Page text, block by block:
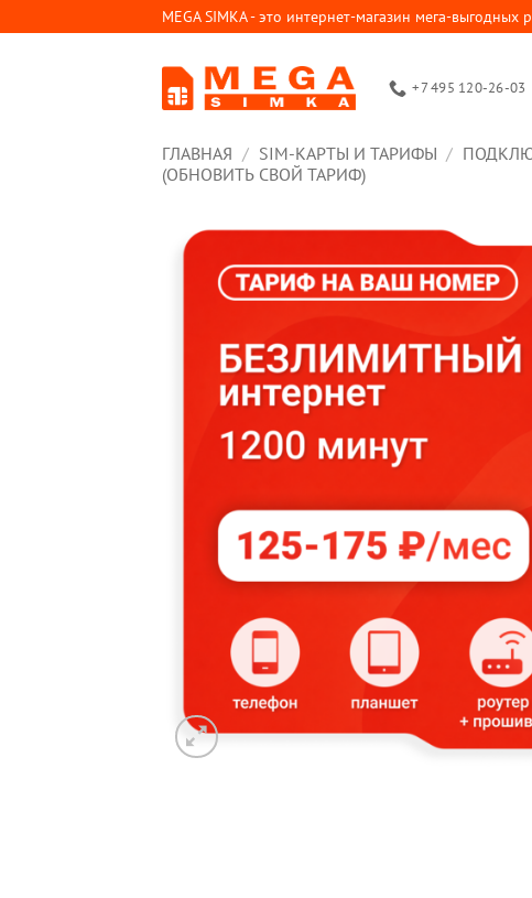
to
MEGA SIMKA - это интернет-магазин мега-
+7 495 120-26-03
ГЛАВНАЯ / SIM-КАРТЫ И ТАРИФЫ /
(ОБНОВИТЬ СВОЙ ТАРИФ)